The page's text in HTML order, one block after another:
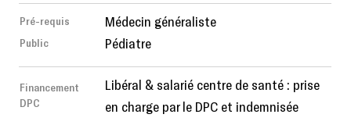
Pré-requis
Public
Médecin généraliste
Pédiatre
Financement
DPC
Libéral & salarié centre de santé : prise
en charge par le DPC et indemnisée